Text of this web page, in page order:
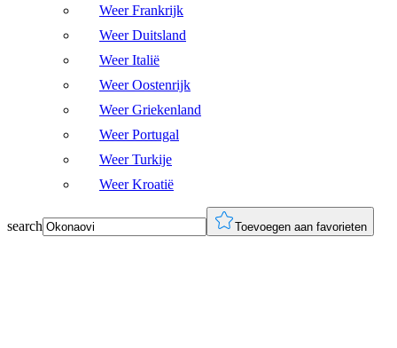
Weer Frankrijk
Weer Duitsland
Weer Italië
Weer Oostenrijk
Weer Griekenland
Weer Portugal
Weer Turkije
Weer Kroatië
search Toevoegen aan favorieten